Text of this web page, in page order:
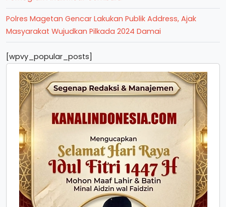
Polres Magetan Gencar Lakukan Publik Address, Ajak
Masyarakat Wujudkan Pilkada 2024 Damai
[wpvy_popular_posts]